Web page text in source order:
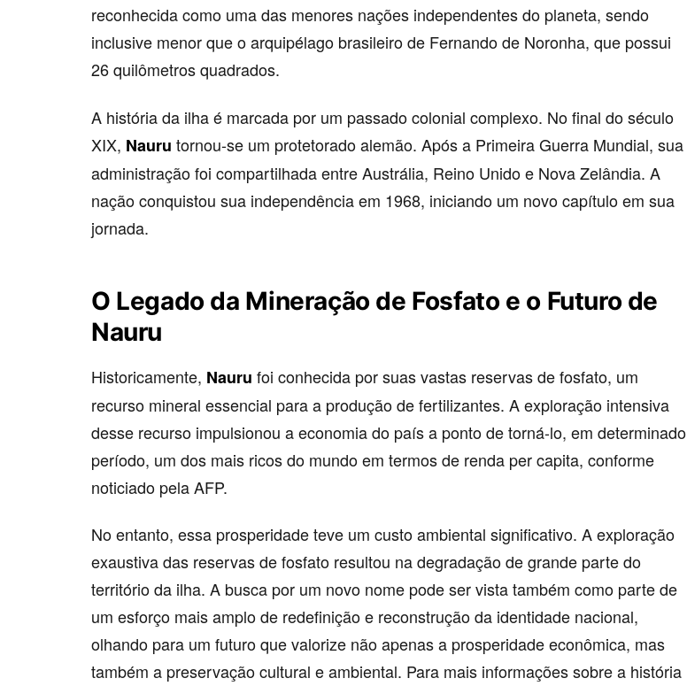
reconhecida como uma das menores nações independentes do planeta, sendo
inclusive menor que o arquipélago brasileiro de Fernando de Noronha, que possui
26 quilômetros quadrados.
A história da ilha é marcada por um passado colonial complexo. No final do século
XIX, Nauru tornou-se um protetorado alemão. Após a Primeira Guerra Mundial, sua
administração foi compartilhada entre Austrália, Reino Unido e Nova Zelândia. A
nação conquistou sua independência em 1968, iniciando um novo capítulo em sua
jornada.
O Legado da Mineração de Fosfato e o Futuro de
Nauru
Historicamente, Nauru foi conhecida por suas vastas reservas de fosfato, um
recurso mineral essencial para a produção de fertilizantes. A exploração intensiva
desse recurso impulsionou a economia do país a ponto de torná-lo, em determinado
período, um dos mais ricos do mundo em termos de renda per capita, conforme
noticiado pela AFP.
No entanto, essa prosperidade teve um custo ambiental significativo. A exploração
exaustiva das reservas de fosfato resultou na degradação de grande parte do
território da ilha. A busca por um novo nome pode ser vista também como parte de
um esforço mais amplo de redefinição e reconstrução da identidade nacional,
olhando para um futuro que valorize não apenas a prosperidade econômica, mas
também a preservação cultural e ambiental. Para mais informações sobre a história